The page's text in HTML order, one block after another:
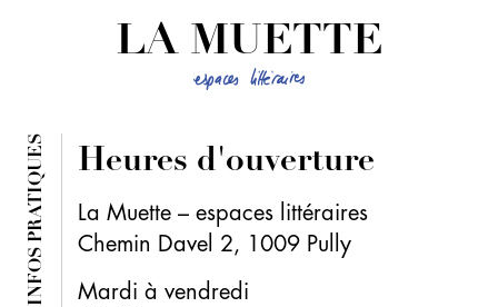
LA MUETTE
INFOS PRATIQUES Heures d'ouverture
La Muette – espaces littéraires
Chemin Davel 2, 1009 Pully
Mardi à vendredi